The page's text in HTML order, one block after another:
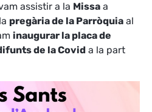
assistir a la Missa a
pregària de la Parròquia al
inaugurar la placa de
de la Covid a la part